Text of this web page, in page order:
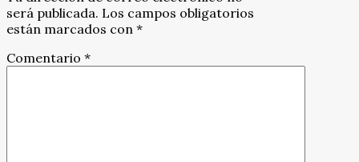
será publicada. Los campos obligatorios
están marcados con *
Comentario *